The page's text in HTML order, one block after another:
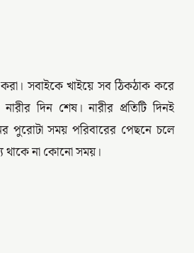
সবাইকে খাইয়ে সব ঠিকঠাক করে
দিন শেষ। নারীর প্রতিটি দিনই
পুরোটা সময় পরিবারের পেছনে চলে
থাকে না কোনো সময়।